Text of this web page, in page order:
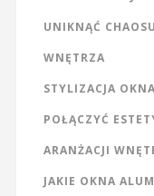
UNIKNĄĆ
WNĘTRZA
STYLIZACJA
POŁĄCZYĆ
ARANŻACJI
JAKIE OKNA